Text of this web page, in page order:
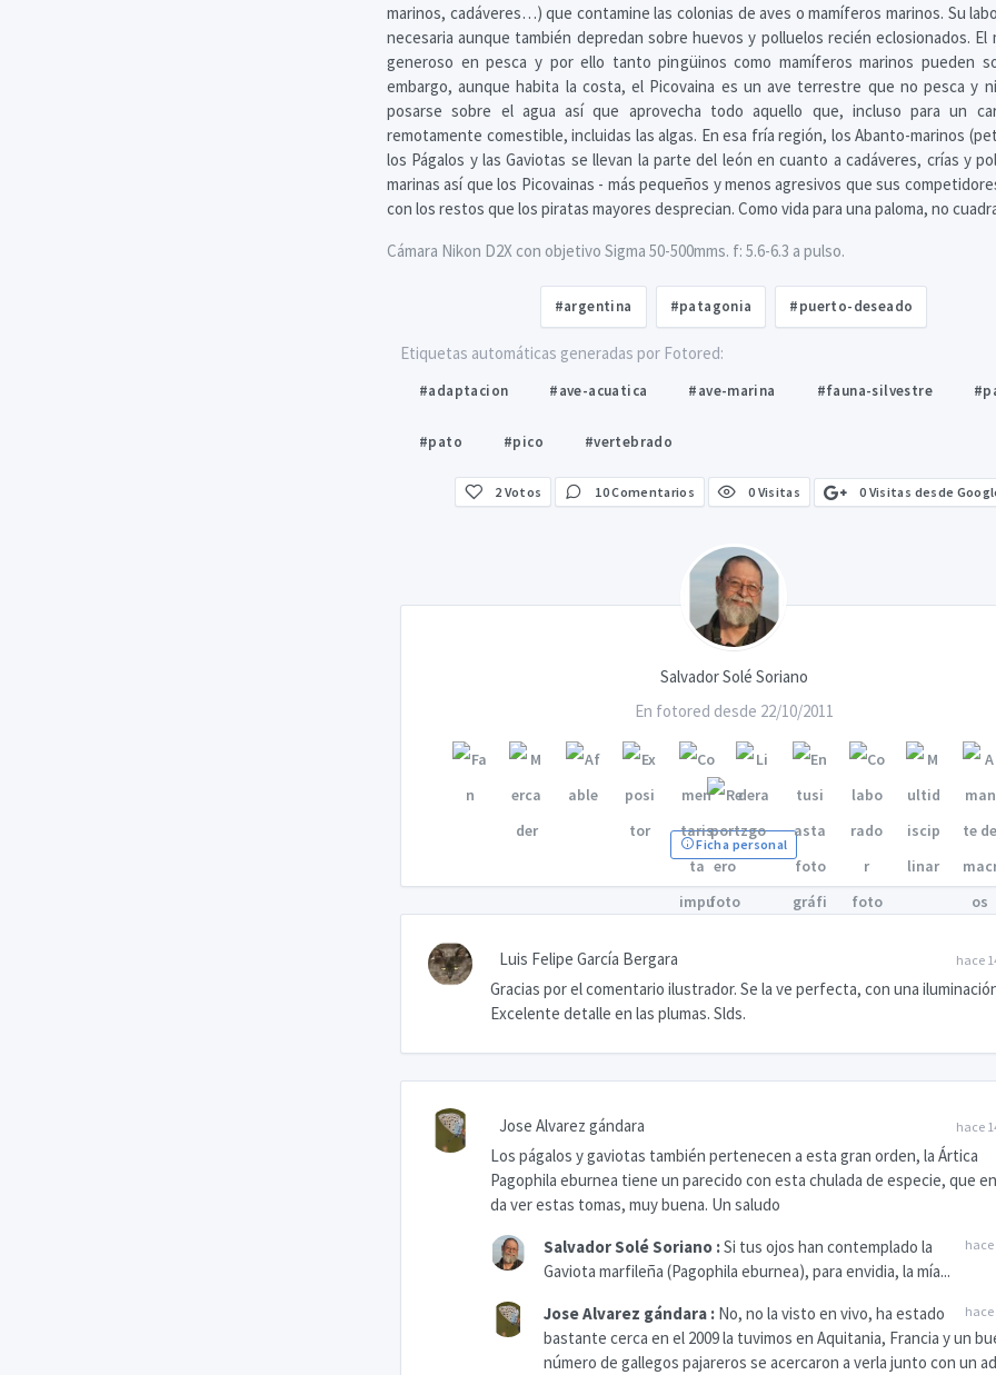
marinos, cadáveres…) que contamine las colonias de aves o mamíferos marinos. Su
necesaria aunque también depredan sobre huevos y polluelos recién eclosionados. El
generoso en pesca y por ello tanto pingüinos como mamíferos marinos pueden
embargo, aunque habita la costa, el Picovaina es un ave terrestre que no pesca y
posarse sobre el agua así que aprovecha todo aquello que, incluso para un
remotamente comestible, incluidas las algas. En esa fría región, los Abanto-marinos
los Págalos y las Gaviotas se llevan la parte del león en cuanto a cadáveres, crías y
marinas así que los Picovainas - más pequeños y menos agresivos que sus
con los restos que los piratas mayores desprecian. Como vida para una paloma, no
Cámara Nikon D2X con objetivo Sigma 50-500mms. f: 5.6-6.3 a pulso.
#argentina #patagonia #puerto-deseado
Etiquetas automáticas generadas por Fotored:
#adaptacion #ave-acuatica #ave-marina #fauna-silvestre
#pato #pico #vertebrado
2 Votos 10 Comentarios 0 Visitas 0 Visitas desde
Salvador Solé Soriano
En fotored desde 22/10/2011
Ficha personal
hace
Luis Felipe García Bergara
Gracias por el comentario ilustrador. Se la ve perfecta, con una
Excelente detalle en las plumas. Slds.
hace
Jose Alvarez gándara
Los págalos y gaviotas también pertenecen a esta gran orden, la Ártica
Pagophila eburnea tiene un parecido con esta chulada de especie, que
da ver estas tomas, muy buena. Un saludo
Salvador Solé Soriano : hace
Si tus ojos han contemplado la
Gaviota marfileña (Pagophila eburnea), para envidia, la mía...
Jose Alvarez gándara : hace
No, no la visto en vivo, ha estado
bastante cerca en el 2009 la tuvimos en Aquitania, Francia y un
número de gallegos pajareros se acercaron a verla junto con un